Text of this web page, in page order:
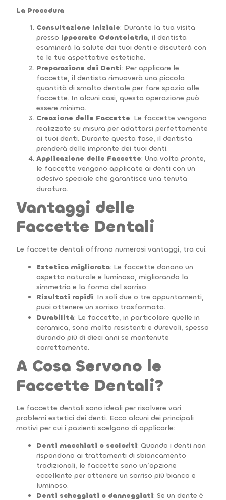
La Procedura
Consultazione Iniziale: Durante la tua visita
presso Ippocrate Odontoiatria, il dentista
esaminerà la salute dei tuoi denti e discuterà con
te le tue aspettative estetiche.
Preparazione dei Denti: Per applicare le
faccette, il dentista rimuoverà una piccola
quantità di smalto dentale per fare spazio alle
faccette. In alcuni casi, questa operazione può
essere minima.
Creazione delle Faccette: Le faccette vengono
realizzate su misura per adattarsi perfettamente
ai tuoi denti. Durante questa fase, il dentista
prenderà delle impronte dei tuoi denti.
Applicazione delle Faccette: Una volta pronte,
le faccette vengono applicate ai denti con un
adesivo speciale che garantisce una tenuta
duratura.
Vantaggi delle
Faccette Dentali
Le faccette dentali offrono numerosi vantaggi, tra cui:
Estetica migliorata: Le faccette donano un
aspetto naturale e luminoso, migliorando la
simmetria e la forma del sorriso.
Risultati rapidi: In soli due o tre appuntamenti,
puoi ottenere un sorriso trasformato.
Durabilità: Le faccette, in particolare quelle in
ceramica, sono molto resistenti e durevoli, spesso
durando più di dieci anni se mantenute
correttamente.
A Cosa Servono le
Faccette Dentali?
Le faccette dentali sono ideali per risolvere vari
problemi estetici dei denti. Ecco alcuni dei principali
motivi per cui i pazienti scelgono di applicarle:
Denti macchiati o scoloriti: Quando i denti non
rispondono ai trattamenti di sbiancamento
tradizionali, le faccette sono un’opzione
eccellente per ottenere un sorriso più bianco e
luminoso.
Denti scheggiati o danneggiati: Se un dente è